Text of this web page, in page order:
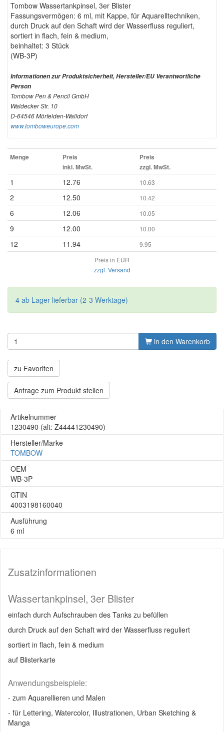
Tombow Wassertankpinsel, 3er Blister
Fassungsvermögen: 6 ml, mit Kappe, für Aquarelltechniken,
durch Druck auf den Schaft wird der Wasserfluss reguliert,
sortiert in flach, fein & medium,
beinhaltet: 3 Stück
(WB-3P)
Informationen zur Produktsicherheit, Hersteller/EU Verantwortliche
Person
Tombow Pen & Pencil GmbH
Waldecker Str. 10
D-64546 Mörfelden-Walldorf
www.tomboweurope.com
Menge
Preis
inkl. MwSt.
Preis
zzgl. MwSt.
1 12.76 10.63
2 12.50 10.42
6 12.06 10.05
9 12.00 10.00
12 11.94
9.95
Preis in EUR
zzgl. Versand
4 ab Lager lieferbar (2-3 Werktage)
in den Warenkorb
zu Favoriten
Anfrage zum Produkt stellen
Artikelnummer
1230490 (alt: Z44441230490)
Hersteller/Marke
TOMBOW
OEM
WB-3P
GTIN
4003198160040
Ausführung
6 ml
Zusatzinformationen
Wassertankpinsel, 3er Blister
einfach durch Aufschrauben des Tanks zu befüllen
durch Druck auf den Schaft wird der Wasserfluss reguliert
sortiert in flach, fein & medium
auf Blisterkarte
Anwendungsbeispiele:
- zum Aquarellieren und Malen
- für Lettering, Watercolor, Illustrationen, Urban Sketching &
Manga